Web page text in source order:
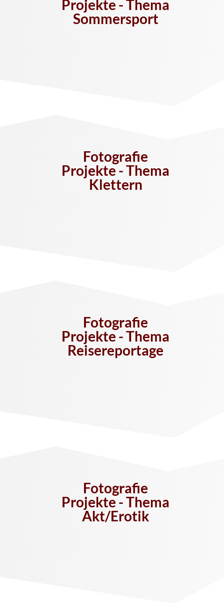
Projekte - Thema
Sommersport
Fotografie
Projekte - Thema
Klettern
Fotografie
Projekte - Thema
Reisereportage
Fotografie
Projekte - Thema
Akt/Erotik